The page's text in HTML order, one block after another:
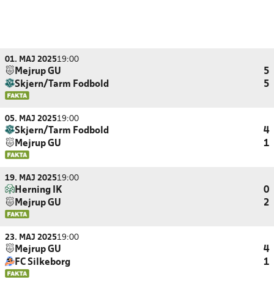
01. MAJ 202519:00
Mejrup GU
5
Skjern/Tarm Fodbold
5
05. MAJ 202519:00
Skjern/Tarm Fodbold
4
Mejrup GU
1
19. MAJ 202519:00
Herning IK
0
Mejrup GU
2
23. MAJ 202519:00
Mejrup GU
4
FC Silkeborg
1